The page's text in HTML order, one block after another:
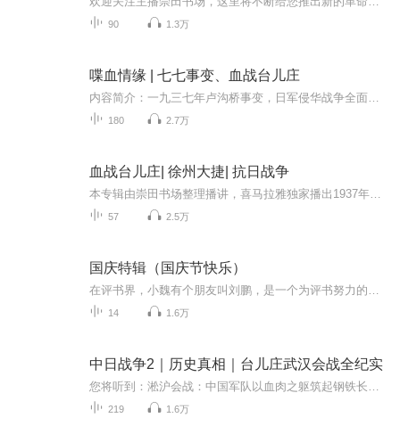
90 1.3万
喋血情缘 | 七七事变、血战台儿庄
180 2.7万
血战台儿庄| 徐州大捷| 抗日战争
57 2.5万
国庆特辑（国庆节快乐）
14 1.6万
中日战争2｜历史真相｜台儿庄武汉会战全纪实
219 1.6万